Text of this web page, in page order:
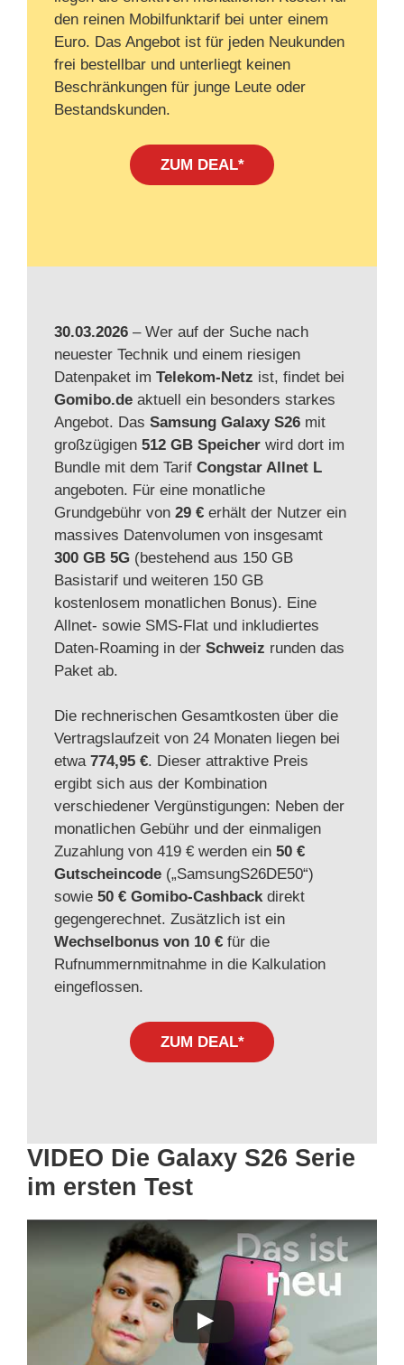
den reinen Mobilfunktarif bei unter einem
Euro. Das Angebot ist für jeden Neukunden
frei bestellbar und unterliegt keinen
Beschränkungen für junge Leute oder
Bestandskunden.
ZUM DEAL*
30.03.2026 – Wer auf der Suche nach
neuester Technik und einem riesigen
Datenpaket im Telekom-Netz ist, findet bei
Gomibo.de aktuell ein besonders starkes
Angebot. Das Samsung Galaxy S26 mit
großzügigen 512 GB Speicher wird dort im
Bundle mit dem Tarif Congstar Allnet L
angeboten. Für eine monatliche
Grundgebühr von 29 € erhält der Nutzer ein
massives Datenvolumen von insgesamt
300 GB 5G (bestehend aus 150 GB
Basistarif und weiteren 150 GB
kostenlosem monatlichen Bonus). Eine
Allnet- sowie SMS-Flat und inkludiertes
Daten-Roaming in der Schweiz runden das
Paket ab.
Die rechnerischen Gesamtkosten über die
Vertragslaufzeit von 24 Monaten liegen bei
etwa 774,95 €. Dieser attraktive Preis
ergibt sich aus der Kombination
verschiedener Vergünstigungen: Neben der
monatlichen Gebühr und der einmaligen
Zuzahlung von 419 € werden ein 50 €
Gutscheincode („SamsungS26DE50“)
sowie 50 € Gomibo-Cashbackdirekt
gegengerechnet. Zusätzlich ist ein
Wechselbonus von 10 € für die
Rufnummernmitnahme in die Kalkulation
eingeflossen.
ZUM DEAL*
VIDEO Die Galaxy S26 Serie
im ersten Test